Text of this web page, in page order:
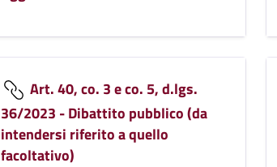
Art. 40, co. 3 e co. 5, d.lgs.
36/2023 - Dibattito pubblico (da
intendersi riferito a quello
facoltativo)